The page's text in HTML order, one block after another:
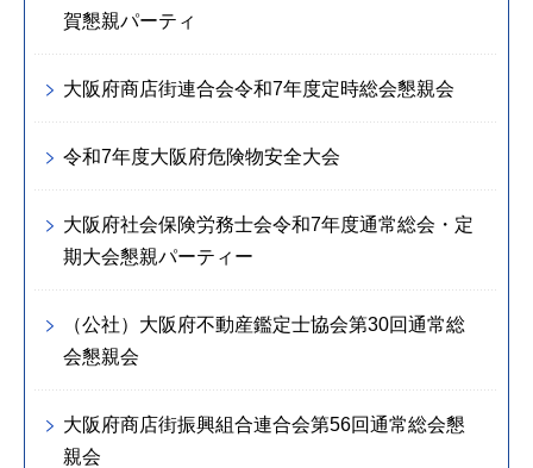
賀懇親パーティ
大阪府商店街連合会令和7年度定時総会懇親会
令和7年度大阪府危険物安全大会
大阪府社会保険労務士会令和7年度通常総会・定
期大会懇親パーティー
（公社）大阪府不動産鑑定士協会第30回通常総
会懇親会
大阪府商店街振興組合連合会第56回通常総会懇
親会